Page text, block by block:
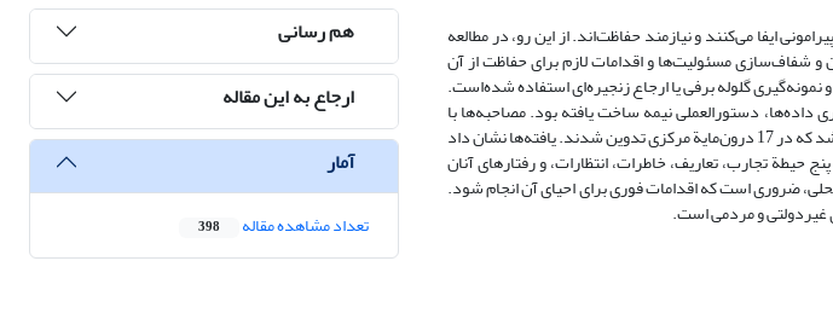
ایفا می‌کنند و نیازمند حفاظت‌اند. از این رو، در مطالعه
و شفاف‌سازی مسئولیت‌ها و اقدامات لازم برای حفاظت از آن
گلوله برفی یا ارجاع زنجیره‌ای استفاده شده‌است.
داده‌ها، دستورالعملی نیمه ساخت یافته بود. مصاحبه‌ها با
استفاده از مراحل هفت‌گانه روش کُلایزی، تجزیه و تحلیل و منجر به استخراج 631 عبارت کلیدی، 689 مفهوم و 222 دسته شد که در 17 درون‌مایة مرکزی تدوین شدند. یافته‌ها نشان داد
تجارب، تعاریف، خاطرات، انتظارات، و رفتارهای آنان
محلی، ضروری است که اقدامات فوری برای احیای آن انجام شود.
غیردولتی و مردمی است.
هم رسانی
ارجاع به این مقاله
آمار
تعداد مشاهده مقاله 398